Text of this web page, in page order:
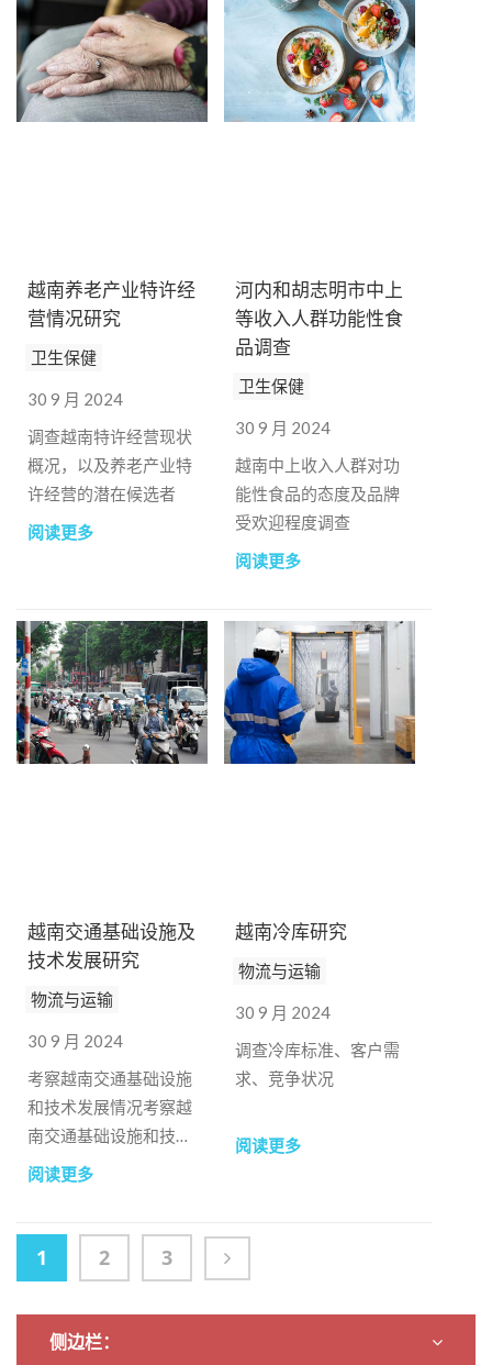
越南养老产业特许经
营情况研究
卫生保健
30 9 月 2024
调查越南特许经营现状
概况，以及养老产业特
许经营的潜在候选者
阅读更多
河内和胡志明市中上
等收入人群功能性食
品调查
卫生保健
30 9 月 2024
越南中上收入人群对功
能性食品的态度及品牌
受欢迎程度调查
阅读更多
越南交通基础设施及
技术发展研究
物流与运输
30 9 月 2024
考察越南交通基础设施
和技术发展情况考察越
南交通基础设施和技术
发展情况
阅读更多
越南冷库研究
物流与运输
30 9 月 2024
调查冷库标准、客户需
求、竞争状况
阅读更多
1 2 3
侧边栏：